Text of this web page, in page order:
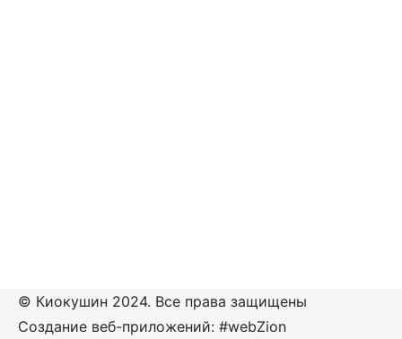
© Киокушин 2024. Все права защищены
Создание веб-приложений: #webZion